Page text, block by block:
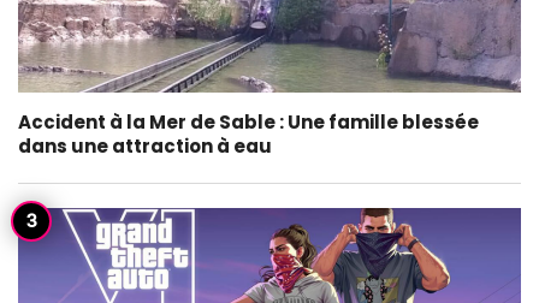
Accident à la Mer de Sable : Une famille blessée
dans une attraction à eau